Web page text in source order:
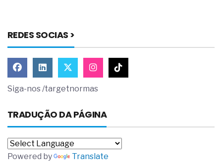
REDES SOCIAS >
Siga-nos /targetnormas
TRADUÇÃO DA PÁGINA
Powered by Translate